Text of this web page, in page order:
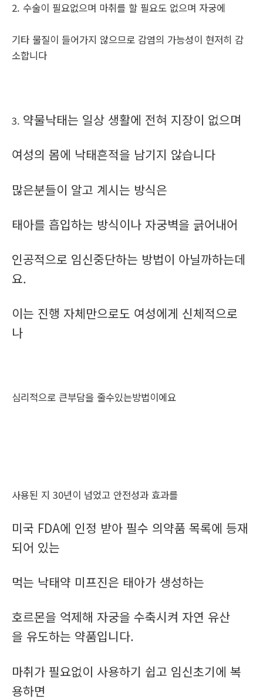
2. 수술이 필요없으며 마취를 할 필요도 없으며 자궁에
기타 물질이 들어가지 않으므로 감염의 가능성이 현저히 감
소합니다
3. 약물낙태는 일상 생활에 전혀 지장이 없으며
여성의 몸에 낙태흔적을 남기지 않습니다
많은분들이 알고 계시는 방식은
태아를 흡입하는 방식이나 자궁벽을 긁어내어
인공적으로 임신중단하는 방법이 아닐까하는데
요.
이는 진행 자체만으로도 여성에게 신체적으로
나
심리적으로 큰부담을 줄수있는방법이에요
사용된 지 30년이 넘었고 안전성과 효과를
미국 FDA에 인정 받아 필수 의약품 목록에 등재
되어 있는
먹는 낙태약 미프진은 태아가 생성하는
호르몬을 억제해 자궁을 수축시켜 자연 유산
을 유도하는 약품입니다.
마취가 필요없이 사용하기 쉽고 임신초기에 복
용하면